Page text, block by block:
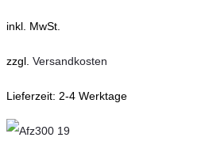
Die
auf
inkl. MwSt.
zzgl. Versandkosten
Lieferzeit: 2-4 Werktage